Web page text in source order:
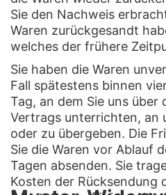
Sie den Nachweis
Waren zurückgesandt
welches der frühere
Sie haben die Waren
Fall spätestens binnen
Tag, an dem Sie uns über
Vertrags unterrichten, an
oder zu übergeben. Die
Sie die Waren vor Ablauf
Tagen absenden. Sie
Kosten der Rücksendung